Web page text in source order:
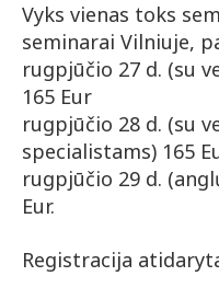
Vyks vienas toks
seminarai Vilniuje,
rugpjūčio 27 d. (su
165 Eur
rugpjūčio 28 d. (su
specialistams) 165
rugpjūčio 29 d.
Eur.
Registracija